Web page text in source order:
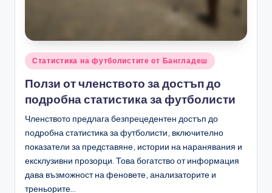
Posted
in
Статистика на футболистите от Бангладеш
Ползи от членството за достъп до
подробна статистика за футболисти
Членството предлага безпрецедентен достъп до
подробна статистика за футболисти, включително
показатели за представяне, истории на наранявания и
ексклузивни прозорци. Това богатство от информация
дава възможност на феновете, анализаторите и
треньорите…